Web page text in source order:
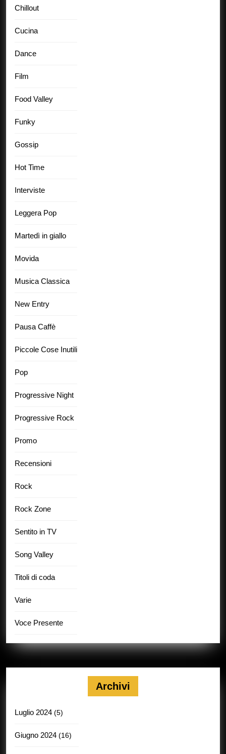
Chillout
Cucina
Dance
Film
Food Valley
Funky
Gossip
Hot Time
Interviste
Leggera Pop
Martedì in giallo
Movida
Musica Classica
New Entry
Pausa Caffè
Piccole Cose Inutili
Pop
Progressive Night
Progressive Rock
Promo
Recensioni
Rock
Rock Zone
Sentito in TV
Song Valley
Titoli di coda
Varie
Voce Presente
Archivi
Luglio 2024 (5)
Giugno 2024 (16)